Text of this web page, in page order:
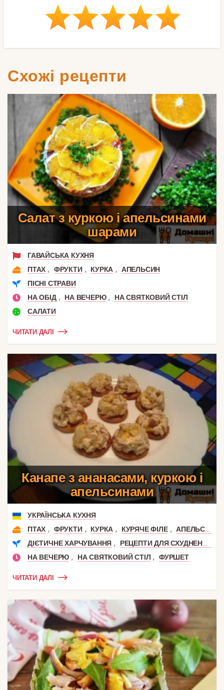
Схожі рецепти
Салат з куркою і апельсинами
шарами
ГАВАЙСЬКА КУХНЯ
ПТАХ , ФРУКТИ , КУРКА ,
АПЕЛЬСИН
ПІСНІ СТРАВИ
НА ОБІД , НА ВЕЧЕРЮ ,
НА СВЯТКОВИЙ СТІЛ
САЛАТИ
ЧИТАТИ ДАЛІ
Канапе з ананасами, куркою і
апельсинами
УКРАЇНСЬКА КУХНЯ
ПТАХ , ФРУКТИ , КУРКА , КУРЯЧЕ ФІЛЕ , АПЕЛЬСИН
ДІЄТИЧНЕ ХАРЧУВАННЯ ,
РЕЦЕПТИ ДЛЯ СХУДНЕННЯ
НА ВЕЧЕРЮ , НА СВЯТКОВИЙ СТІЛ , ФУРШЕТ
ЧИТАТИ ДАЛІ